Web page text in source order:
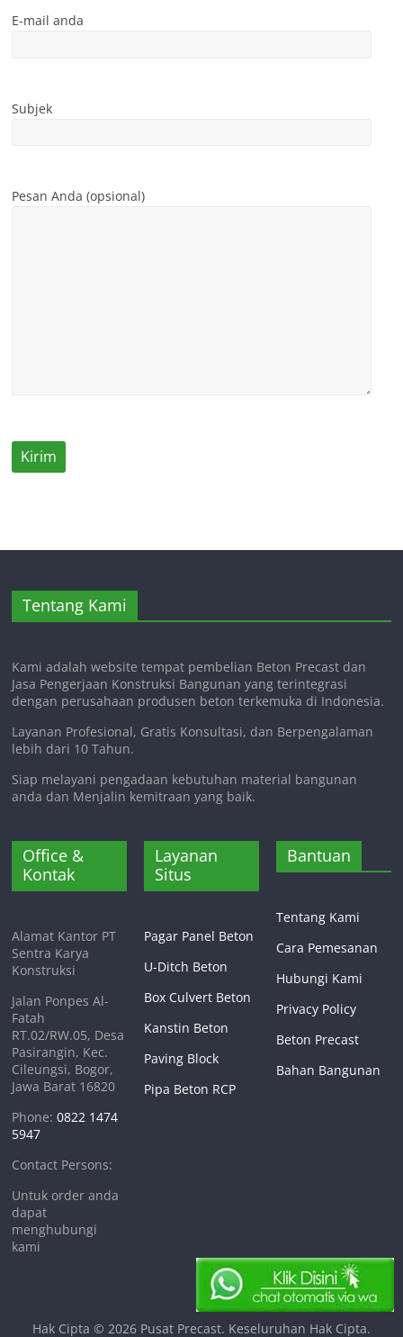
E-mail anda
Subjek
Pesan Anda (opsional)
Tentang Kami
Kami adalah website tempat pembelian Beton Precast dan
Jasa Pengerjaan Konstruksi Bangunan yang terintegrasi
dengan perusahaan produsen beton terkemuka di Indonesia.
Layanan Profesional, Gratis Konsultasi, dan Berpengalaman
lebih dari 10 Tahun.
Siap melayani pengadaan kebutuhan material bangunan
anda dan Menjalin kemitraan yang baik.
Office &
Kontak
Alamat Kantor PT
Sentra Karya
Konstruksi
Jalan Ponpes Al-
Fatah
RT.02/RW.05, Desa
Pasirangin, Kec.
Cileungsi, Bogor,
Jawa Barat 16820
Phone:0822 1474
5947
Contact Persons:
Untuk order anda
dapat
menghubungi
kami
Layanan
Situs
Pagar Panel Beton
U-Ditch Beton
Box Culvert Beton
Kanstin Beton
Paving Block
Pipa Beton RCP
Bantuan
Tentang Kami
Cara Pemesanan
Hubungi Kami
Privacy Policy
Beton Precast
Bahan Bangunan
Hak Cipta © 2026 Pusat Precast. Keseluruhan Hak Cipta.